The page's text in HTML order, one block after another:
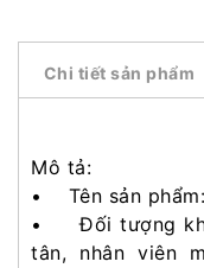
Chi tiết sản phẩm
Mô tả:
• Tên sản
• Đối tượng
tân, nhân viên